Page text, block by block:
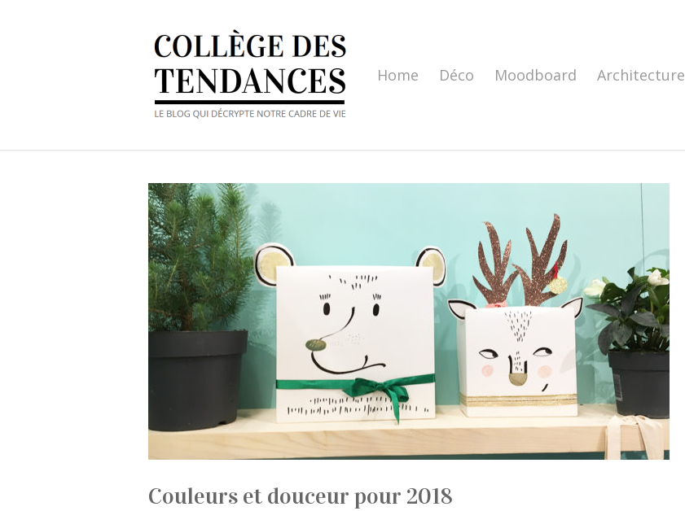
Home Déco Moodboard Architecture
Couleurs et douceur pour 2018